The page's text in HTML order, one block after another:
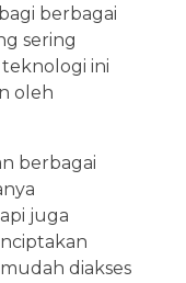
berbagai
sering
ini
oleh
berbagai
juga
diakses